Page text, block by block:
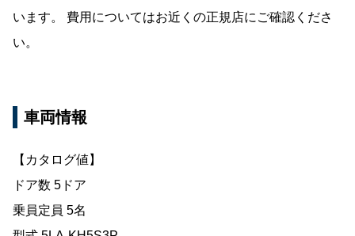
います。 費用についてはお近くの正規店にご確認くださ
い。
車両情報
【カタログ値】
ドア数 5ドア
乗員定員 5名